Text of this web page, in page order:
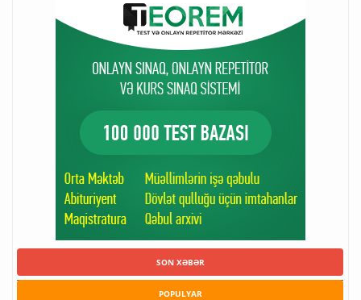
SON XƏBƏR
POPULYAR